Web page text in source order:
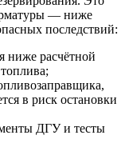
— ниже
последствий:
ниже расчётной
в риск остановки
ДГУ и тесты